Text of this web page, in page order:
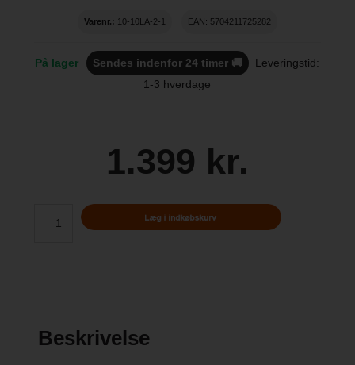
Varenr.: 10-10LA-2-1 EAN: 5704211725282
På lager Sendes indenfor 24 timer 🚚
Leveringstid:
1-3 hverdage
1.399 kr.
Beskrivelse